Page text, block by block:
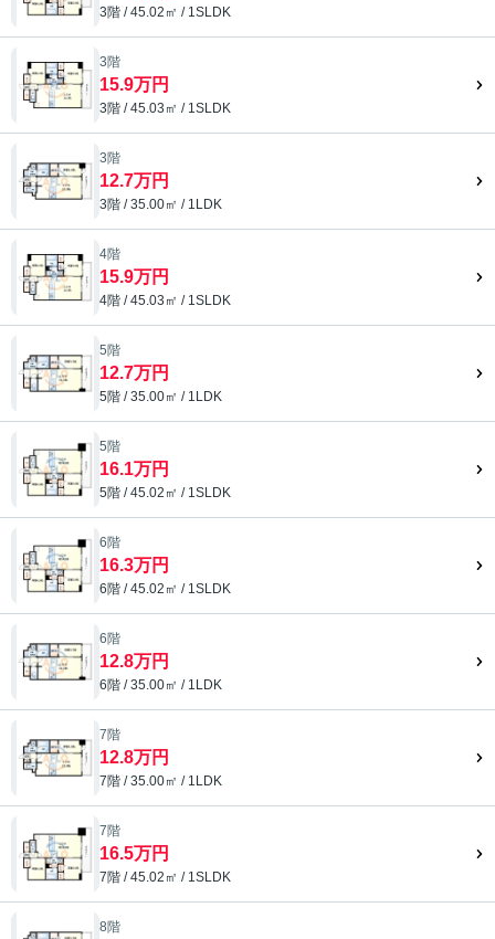
3階 / 45.02㎡ / 1SLDK
3階
15.9万円
3階 / 45.03㎡ / 1SLDK
3階
12.7万円
3階 / 35.00㎡ / 1LDK
4階
15.9万円
4階 / 45.03㎡ / 1SLDK
5階
12.7万円
5階 / 35.00㎡ / 1LDK
5階
16.1万円
5階 / 45.02㎡ / 1SLDK
6階
16.3万円
6階 / 45.02㎡ / 1SLDK
6階
12.8万円
6階 / 35.00㎡ / 1LDK
7階
12.8万円
7階 / 35.00㎡ / 1LDK
7階
16.5万円
7階 / 45.02㎡ / 1SLDK
8階